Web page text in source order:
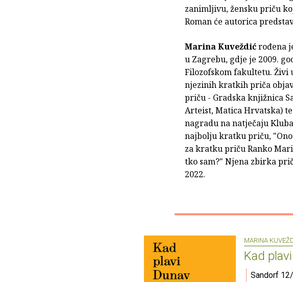
zanimljivu, žensku priču
Roman će autorica
Marina Kuveždićrođena
u Zagrebu, gdje je 2009.
Filozofskom fakultetu. Živi
njezinih kratkih priča
priču - Gradska knjižnica
Arteist, Matica Hrvatska)
nagradu na natječaju
najbolju kratku priču,
za kratku priču Ranko
tko sam?" Njena zbirka
2022.
MARINA
Kad
Sandorf